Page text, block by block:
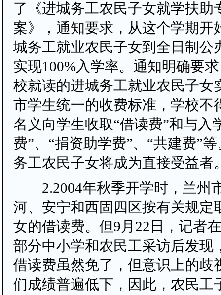
了《进城务工农民子女就学扶助
案》，通知要求，从这个学期开
城务工就业农民子女到全日制公
实现100%入学率。通知明确要
校就读的进城务工就业农民子女
市学生统一的收费标准，学校不
名义向学生收取“借读费”和与入
费”、“捐资助学费”、“共建费”
务工农民子女将成为直接受益者
2.2004年秋季开学时，兰州
河、安宁和西固四区按有关规定
女的借读费。但9月22日，记者
部分中小学和农民工采访后发现
借读费虽然免了，但意识上的歧
们成绩普遍低下，因此，农民工